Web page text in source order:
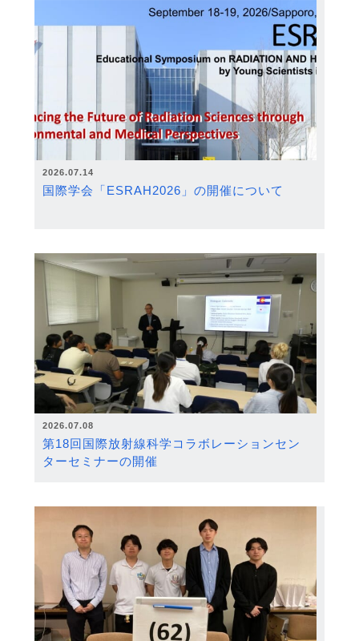
2026.07.14
国際学会「ESRAH2026」の開催について
2026.07.08
第18回国際放射線科学コラボレーションセン
ターセミナーの開催